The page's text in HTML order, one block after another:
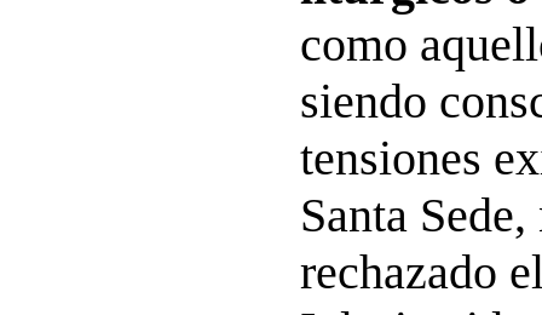
como
siendo
tensiones
Santa
rechazado